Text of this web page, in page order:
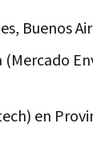
Buenos
en